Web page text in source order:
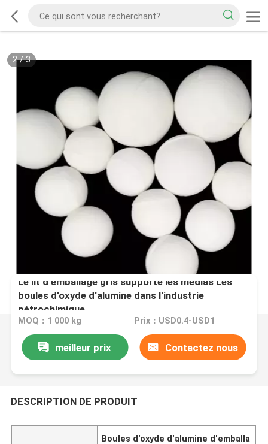
2/3
Le lit d'emballage gris supporte les médias Les
boules d'oxyde d'alumine dans l'industrie
pétrochimique
MOQ：1 000 kg Prix：USD0.4-USD1
meilleur prix Contactez nous
DESCRIPTION DE PRODUIT
Boules d'oxyde d'alumine d'emballa